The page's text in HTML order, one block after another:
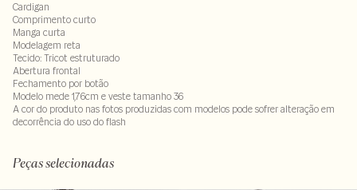
Cardigan
Comprimento curto
Manga curta
Modelagem reta
Tecido: Tricot estruturado
Abertura frontal
Fechamento por botão
Modelo mede 1,76cm e veste tamanho 36
A cor do produto nas fotos produzidas com modelos pode sofrer alteração em
decorrência do uso do flash
Peças selecionadas